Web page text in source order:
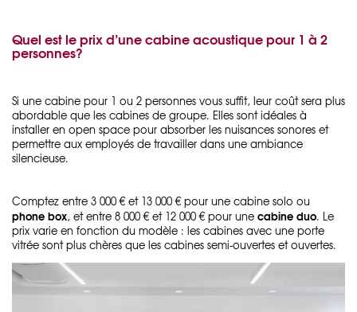
Quel est le prix d’une cabine acoustique pour 1 à 2
personnes?
Si une cabine pour 1 ou 2 personnes vous suffit, leur coût sera plus
abordable que les cabines de groupe. Elles sont idéales à
installer en open space pour absorber les nuisances sonores et
permettre aux employés de travailler dans une ambiance
silencieuse.
Comptez entre 3 000 € et 13 000 € pour une cabine solo ou
phone box, et entre 8 000 € et 12 000 € pour une cabine duo. Le
prix varie en fonction du modèle : les cabines avec une porte
vitrée sont plus chères que les cabines semi-ouvertes et ouvertes.